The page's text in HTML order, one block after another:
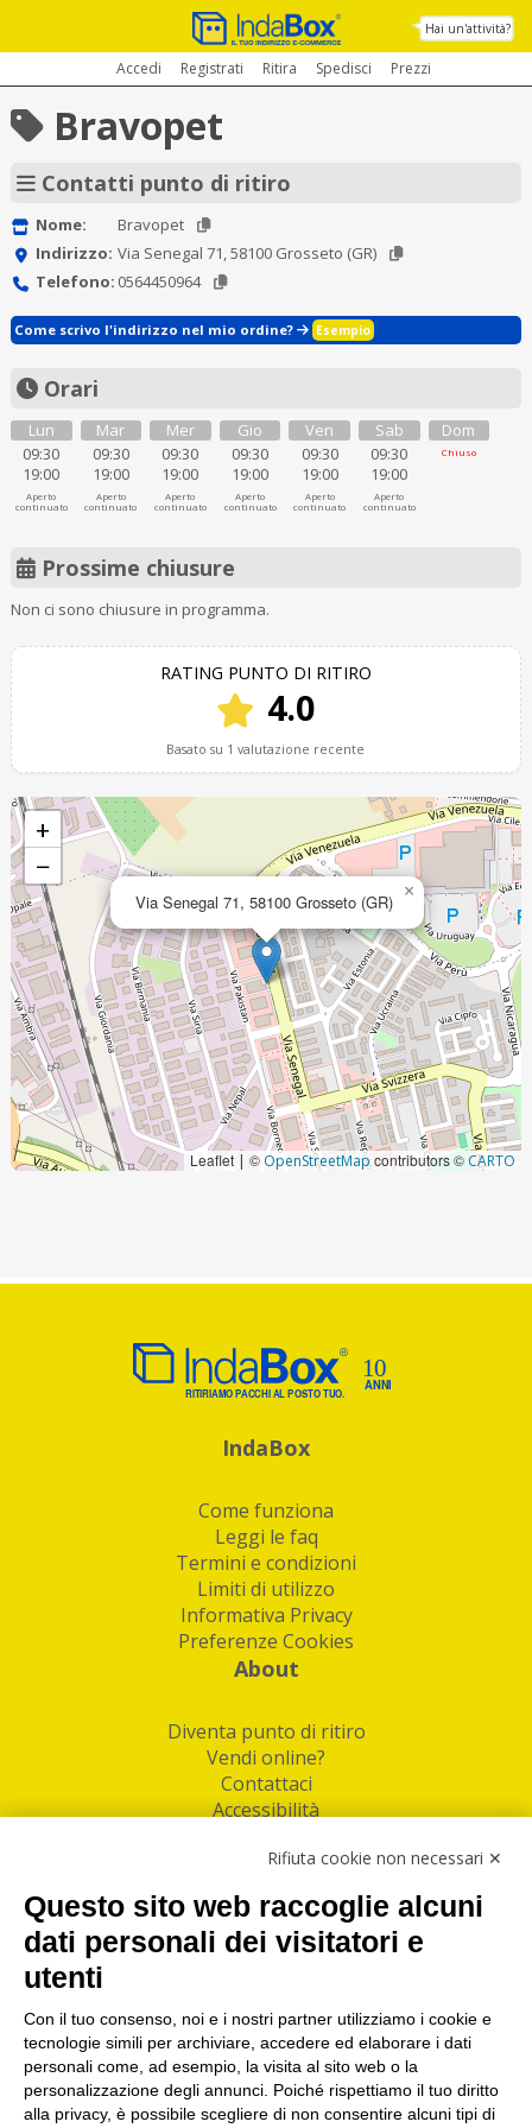
Hai un'attività?
Accedi Registrati Ritira Spedisci Prezzi
Bravopet
Contatti punto di ritiro
Nome:
Bravopet
Indirizzo: Via Senegal 71, 58100 Grosseto (GR)
Telefono: 0564450964
Come scrivo l'indirizzo nel mio ordine? Esempio
Orari
Lun
09:30
19:00
Aperto
continuato
Mar
09:30
19:00
Aperto
continuato
Mer
09:30
19:00
Aperto
continuato
Gio
09:30
19:00
Aperto
continuato
Ven
09:30
19:00
Aperto
continuato
Sab
09:30
19:00
Aperto
continuato
Dom
Chiuso
Prossime chiusure
Non ci sono chiusure in programma.
RATING PUNTO DI RITIRO
4.0
Basato su 1 valutazione recente
Via Senegal 71, 58100 Grosseto (GR) ×
+
−
Leaflet | © OpenStreetMapcontributors © CARTO
IndaBox
Come funziona
Leggi le faq
Termini e condizioni
Limiti di utilizzo
Informativa Privacy
Preferenze Cookies
About
Diventa punto di ritiro
Vendi online?
Contattaci
Accessibilità
Facebook
Linkedin
I nostri punti di ritiro e spedizione pacchi nelle
maggiori città italiane
Torino|Milano|Roma|Bologna|Firenze| Genova
Napoli|Varese
Rifiuta cookie non necessari ✕
Questo sito web raccoglie alcuni
dati personali dei visitatori e
utenti
Con il tuo consenso, noi e i nostri partner utilizziamo i cookie e
tecnologie simili per archiviare, accedere ed elaborare i dati
personali come, ad esempio, la visita al sito web o la
personalizzazione degli annunci. Poiché rispettiamo il tuo diritto
alla privacy, è possibile scegliere di non consentire alcuni tipi di